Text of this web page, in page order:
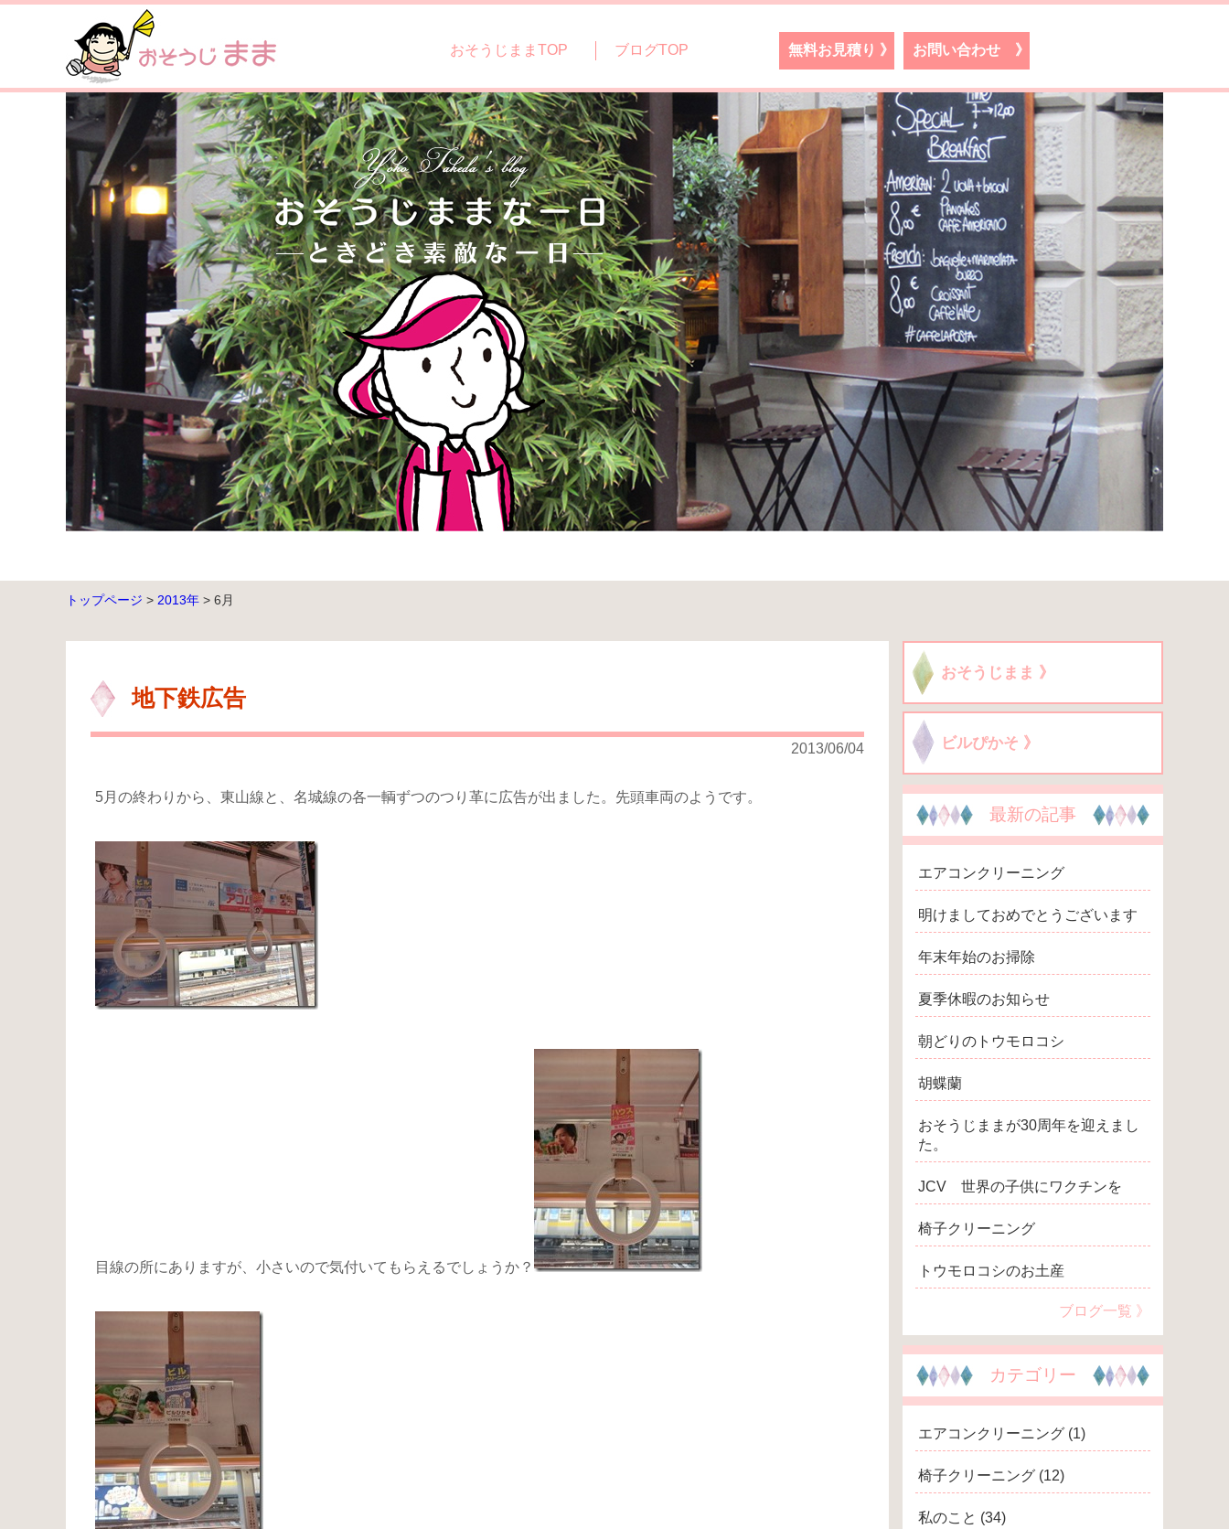
おそうじままTOP ブログTOP 無料お見積り 》 お問い合わせ 》
トップページ > 2013年 > 6月
地下鉄広告
2013/06/04
5月の終わりから、東山線と、名城線の各一輌ずつのつり革に広告が出ました。先頭車両のようです。
目線の所にありますが、小さいので気付いてもらえるでしょうか？
おそうじまま 》
ビルぴかそ 》
最新の記事
エアコンクリーニング
明けましておめでとうございます
年末年始のお掃除
夏季休暇のお知らせ
朝どりのトウモロコシ
胡蝶蘭
おそうじままが30周年を迎えまし
た。
JCV 世界の子供にワクチンを
椅子クリーニング
トウモロコシのお土産
ブログ一覧 》
カテゴリー
エアコンクリーニング (1)
椅子クリーニング (12)
私のこと (34)